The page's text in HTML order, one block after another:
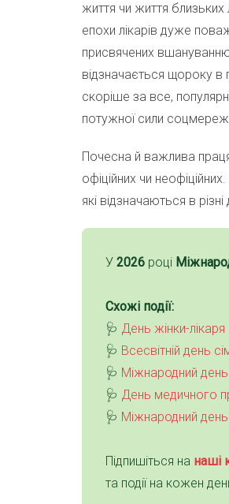
життя чи життя
епохи лікарів дуже
присвячених вшануванню
відзначається щороку в
скоріше за все,
потужної сили
Почесна й важлива
офіційних чи
які відзначаються в різні
У 2026 році
Схожі події:
🩺 День жінки-лікаря
🩺 Всесвітній день
🩺 Міжнародний день
🩺 День медичного
🩺 Міжнародний день
Підпишіться на наші
та події на кожен